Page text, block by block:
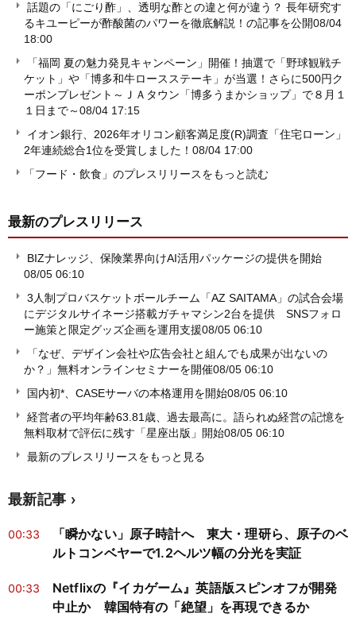
話題の「にごり酢」、透明な酢との違と何が違う？ 長年研究す
るキユーピーが酢酸菌のパワーを徹底解説！の記事を公開08/04
18:00
「福岡 夏の魅力発見キャンペーン」開催！抽選で「野球観戦チ
ケット」や「博多和牛ロースステーキ」が当選！さらに500円ク
ーポンプレゼント～ＪＡタウン「博多うまかショップ」で８月１
１日まで～08/04 17:15
イオン銀行、2026年オリコン顧客満足度(R)調査「住宅ローン」
2年連続総合1位を受賞しました！ 08/04 17:00
「フード・飲食」のプレスリリースをもっと読む
最新のプレスリリース
BIZナレッジ、保険業界向けAI活用パッケージの提供を開始
08/05 06:10
3人制プロバスケットボールチーム「AZ SAITAMA」の試合会場
にデジタルサイネージ搭載ガチャマシン2台を提供 SNSフォロ
ー施策と限定グッズ企画を運用支援08/05 06:10
「なぜ、デザイン会社や広告会社と組んでも成果が出ないの
か？」無料オンラインセミナーを開催08/05 06:10
国内初*、CASEサーバの本格運用を開始08/05 06:10
経営者の平均年齢63.81歳、過去最高に。語られぬ経営の記憶を
無料取材で評伝に残す「星座出版」開始08/05 06:10
最新のプレスリリースをもっと見る
最新記事
00:33
「瞬かない」原子時計へ 東大・理研ら、原子のベ
ルトコンベヤーで1.2ヘルツ幅の分光を実証
00:33
Netflixの『イカゲーム』英語版スピンオフが開発
中止か 韓国特有の「絶望」を再現できるか